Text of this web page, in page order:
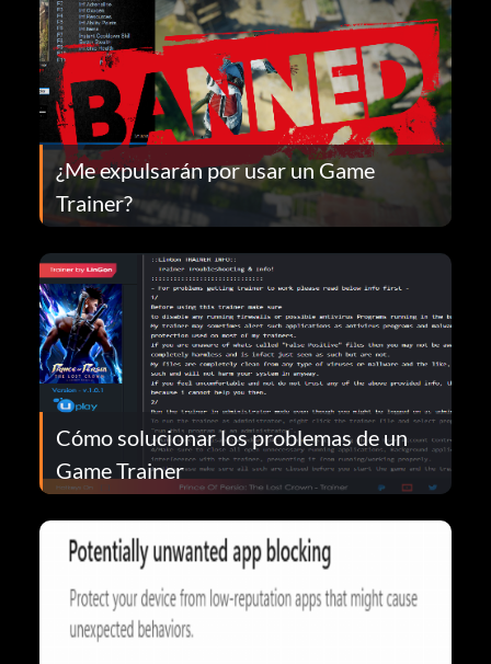
¿Me expulsarán por usar un Game
Trainer?
Cómo solucionar los problemas de un
Game Trainer